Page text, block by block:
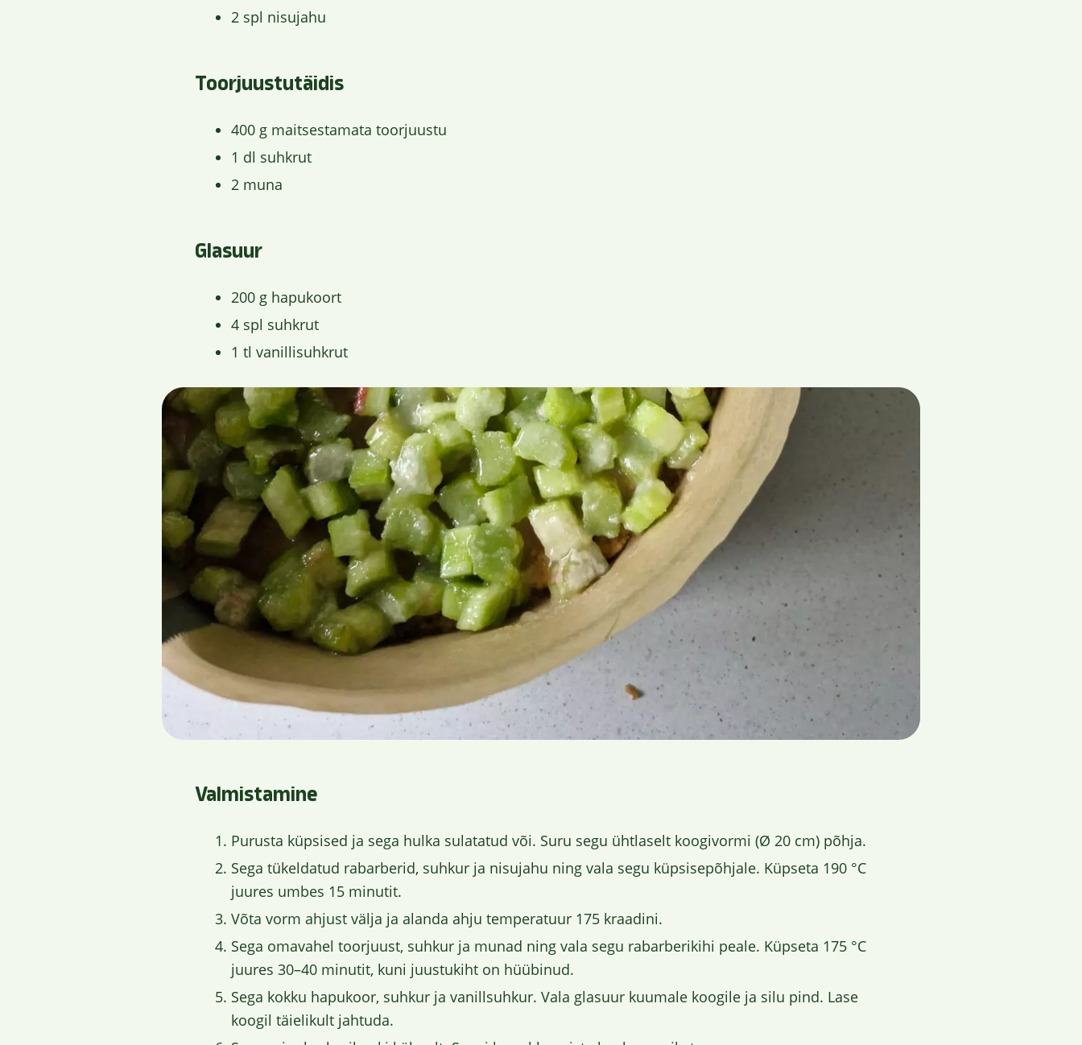
2 spl nisujahu
Toorjuustutäidis
400 g maitsestamata toorjuustu
1 dl suhkrut
2 muna
Glasuur
200 g hapukoort
4 spl suhkrut
1 tl vanillisuhkrut
Valmistamine
Purusta küpsised ja sega hulka sulatatud või. Suru segu ühtlaselt koogivormi (Ø 20 cm) põhja.
Sega tükeldatud rabarberid, suhkur ja nisujahu ning vala segu küpsisepõhjale. Küpseta 190 °C
juures umbes 15 minutit.
Võta vorm ahjust välja ja alanda ahju temperatuur 175 kraadini.
Sega omavahel toorjuust, suhkur ja munad ning vala segu rabarberikihi peale. Küpseta 175 °C
juures 30–40 minutit, kuni juustukiht on hüübinud.
Sega kokku hapukoor, suhkur ja vanillsuhkur. Vala glasuur kuumale koogile ja silu pind. Lase
koogil täielikult jahtuda.